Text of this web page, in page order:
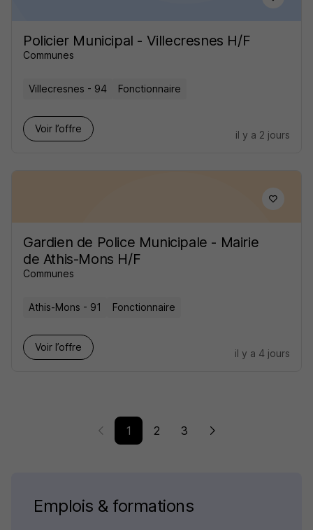
Policier Municipal - Villecresnes H/F
Communes
Villecresnes - 94 Fonctionnaire
Voir l’offre
il y a 2 jours
Gardien de Police Municipale - Mairie
de Athis-Mons H/F
Communes
Athis-Mons - 91 Fonctionnaire
Voir l’offre
il y a 4 jours
1 2 3
Emplois & formations